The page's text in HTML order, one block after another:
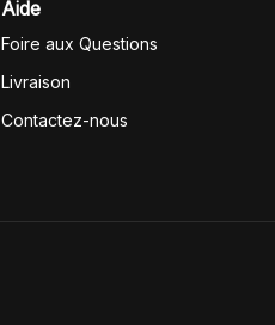
Aide
Foire aux Questions
Livraison
Contactez-nous